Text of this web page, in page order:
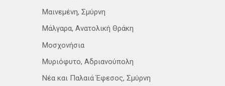
Μαινεμένη, Σμύρνη
Μάλγαρα, Ανατολική Θράκη
Μοσχονήσια
Μυριόφυτο, Αδριανούπολη
Νέα­ και Παλαιά Έφεσος, Σμύρνη